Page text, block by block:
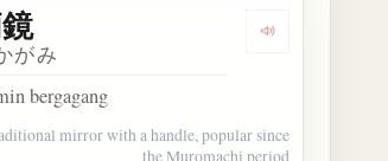
柄巻 Dengarkan
がみ
bergagang
mirror with a handle, popular since
the Muromachi period